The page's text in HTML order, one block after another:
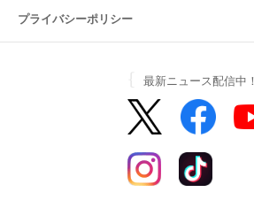
プライバシーポリシー
最新ニュース配信中！